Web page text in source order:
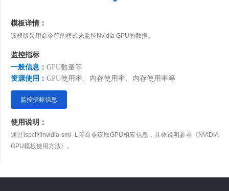
模板详情：
该模版采用命令行的模式来监控Nvidia GPU的数据。
监控指标
一般信息： GPU数量等
资源使用 ： GPU使用率、内存使用率、内存使用率等
监控指标信息
使用说明：
通过lspci和nvidia-smi -L等命令获取GPU相应信息，具体说明参考《NVIDIA
GPU模板使用方法》。